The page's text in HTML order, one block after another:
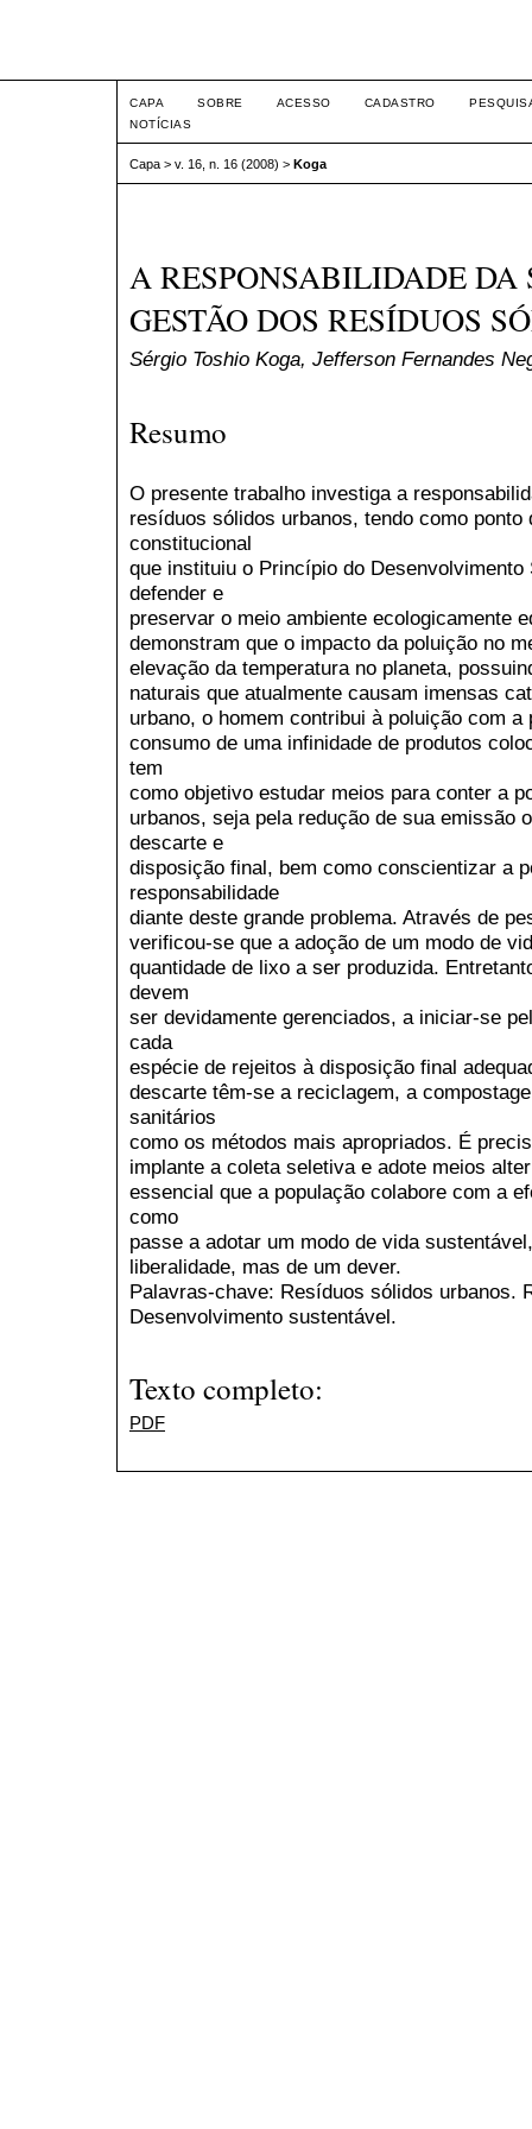
CAPA SOBRE ACESSO CADASTRO
NOTÍCIAS
Capa > v. 16, n. 16 (2008) > Koga
A RESPONSABILIDADE DA
GESTÃO DOS RESÍDUOS
Sérgio Toshio Koga, Jefferson Fernandes
Resumo
O presente trabalho investiga a
resíduos sólidos urbanos, tendo como ponto
constitucional
que instituiu o Princípio do
defender e
preservar o meio ambiente ecologicamente
demonstram que o impacto da poluição no
elevação da temperatura no planeta,
naturais que atualmente causam imensas
urbano, o homem contribui à poluição com
consumo de uma infinidade de produtos
tem
como objetivo estudar meios para conter a
urbanos, seja pela redução de sua emissão
descarte e
disposição final, bem como conscientizar a
responsabilidade
diante deste grande problema. Através de
verificou-se que a adoção de um modo de
quantidade de lixo a ser produzida.
devem
ser devidamente gerenciados, a iniciar-se
cada
espécie de rejeitos à disposição final
descarte têm-se a reciclagem, a
sanitários
como os métodos mais apropriados. É
implante a coleta seletiva e adote meios
essencial que a população colabore com a
como
passe a adotar um modo de vida
liberalidade, mas de um dever.
Palavras-chave: Resíduos sólidos urbanos.
Desenvolvimento sustentável.
Texto completo:
PDF